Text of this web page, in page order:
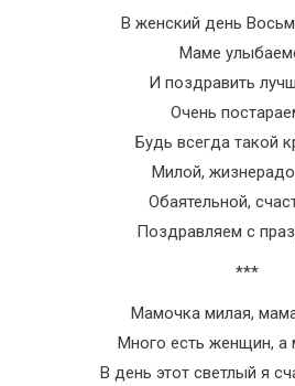
В женский день
Маме
И поздравить
Очень
Будь всегда такой
Милой,
Обаятельной,
Поздравляем с
***
Мамочка милая,
Много есть женщин, а
В день этот светлый я